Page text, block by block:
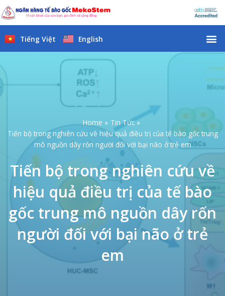
Skip
to
content
Tiếng Việt English
Home
Tin Tức
Tiến bộ trong nghiên cứu về hiệu quả điều trị của tế bào gốc trung
mô nguồn dây rốn người đối với bại não ở trẻ em
Tiến bộ trong nghiên cứu về
hiệu quả điều trị của tế bào
gốc trung mô nguồn dây rốn
người đối với bại não ở trẻ
em